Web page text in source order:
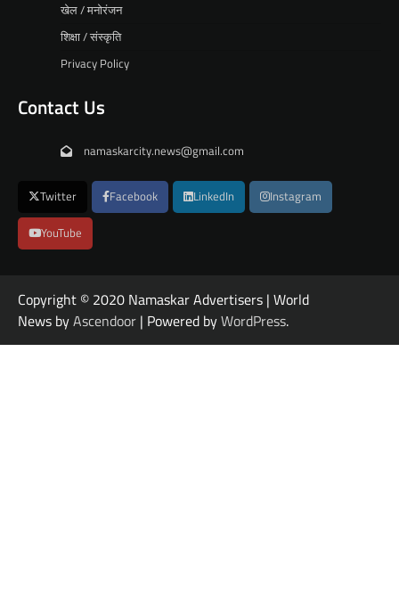
खेल / मनोरंजन
शिक्षा / संस्कृति
Privacy Policy
Contact Us
namaskarcity.news@gmail.com
Twitter Facebook LinkedIn Instagram
YouTube
Copyright © 2020 Namaskar Advertisers | World
News byAscendoor | Powered byWordPress.